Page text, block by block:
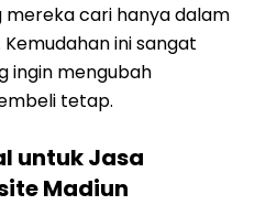
cari hanya dalam
ini sangat
ingin mengubah
tetap.
untuk Jasa
Madiun